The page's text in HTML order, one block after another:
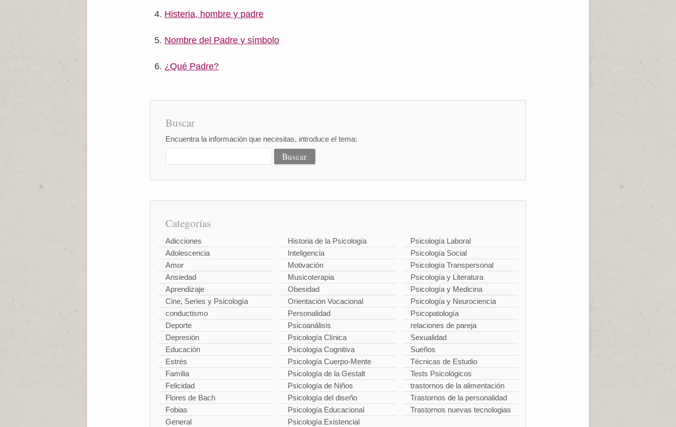
Histeria, hombre y padre
Nombre del Padre y símbolo
¿Qué Padre?
Buscar
Encuentra la información que necesitas, introduce el tema:
Categorías
Adicciones
Adolescencia
Amor
Ansiedad
Aprendizaje
Cine, Series y Psicología
conductismo
Deporte
Depresión
Educación
Estrés
Familia
Felicidad
Flores de Bach
Fobias
General
Historia de la Psicología
Inteligencia
Motivación
Musicoterapia
Obesidad
Orientación Vocacional
Personalidad
Psicoanálisis
Psicología Clínica
Psicología Cognitiva
Psicología Cuerpo-Mente
Psicología de la Gestalt
Psicología de Niños
Psicología del diseño
Psicología Educacional
Psicología Existencial
Psicología Laboral
Psicología Social
Psicología Transpersonal
Psicología y Literatura
Psicología y Medicina
Psicología y Neurociencia
Psicopatología
relaciones de pareja
Sexualidad
Sueños
Técnicas de Estudio
Tests Psicológicos
trastornos de la alimentación
Trastornos de la personalidad
Trastornos nuevas tecnologias